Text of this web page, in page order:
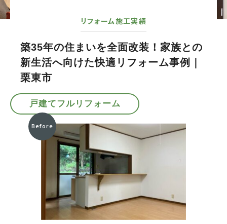
リフォーム施工実績
築35年の住まいを全面改装！家族との
新生活へ向けた快適リフォーム事例｜
栗東市
戸建てフルリフォーム
Before